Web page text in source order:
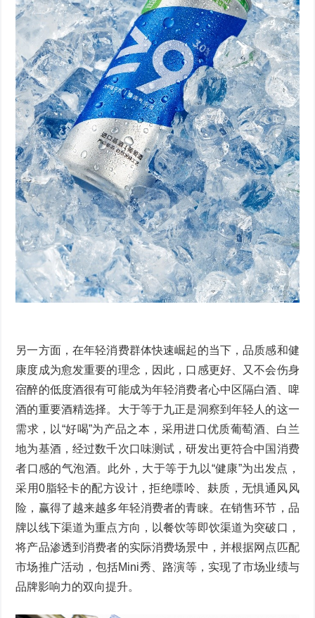
另一方面，在年轻消费群体快速崛起的当下，品质感和健
康度成为愈发重要的理念，因此，口感更好、又不会伤身
宿醉的低度酒很有可能成为年轻消费者心中区隔白酒、啤
酒的重要酒精选择。大于等于九正是洞察到年轻人的这一
需求，以“好喝”为产品之本，采用进口优质葡萄酒、白兰
地为基酒，经过数千次口味测试，研发出更符合中国消费
者口感的气泡酒。此外，大于等于九以“健康”为出发点，
采用0脂轻卡的配方设计，拒绝嘌呤、麸质，无惧通风风
险，赢得了越来越多年轻消费者的青睐。在销售环节，品
牌以线下渠道为重点方向，以餐饮等即饮渠道为突破口，
将产品渗透到消费者的实际消费场景中，并根据网点匹配
市场推广活动，包括Mini秀、路演等，实现了市场业绩与
品牌影响力的双向提升。